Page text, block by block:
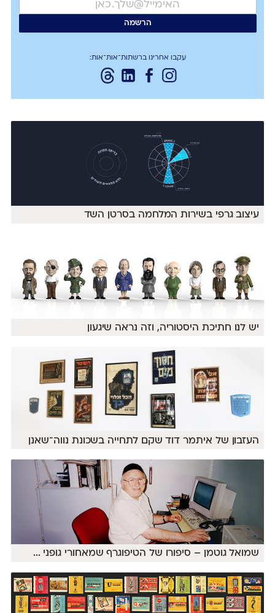
עקבו אחרינו ברשתות־אות־אות:
עיצוב גרפי בשירות המלחמה בסרטן השד
יש לנו חתיכת היסטוריה, וזה נראה שיגעון
העזבון של איתמר דוד שקם לתחייה בשכונת נווה־שאנן
שמואל גוטמן – סיפורו של הטיפוגרף שמאחורי גופני ...